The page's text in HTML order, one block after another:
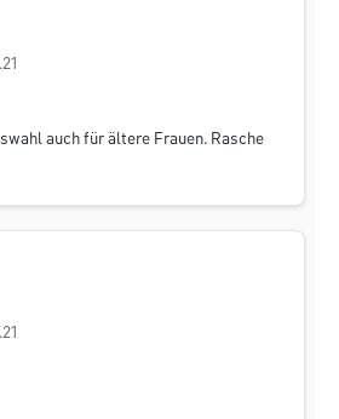
von 5 von 5 Sternen
auch für ältere Frauen. Rasche
von 5 von 5 Sternen